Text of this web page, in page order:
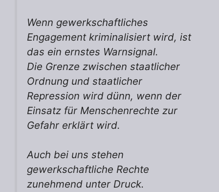
Wenn gewerkschaftliches
Engagement kriminalisiert wird, ist
das ein ernstes Warnsignal.
Die Grenze zwischen staatlicher
Ordnung und staatlicher
Repression wird dünn, wenn der
Einsatz für Menschenrechte zur
Gefahr erklärt wird.
Auch bei uns stehen
gewerkschaftliche Rechte
zunehmend unter Druck.